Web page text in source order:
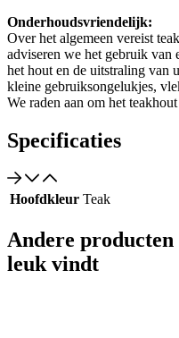
Onderhoudsvriendelijk:
Over het algemeen vereist
adviseren we het gebruik van
het hout en de uitstraling van
kleine gebruiksongelukjes,
We raden aan om het
Specificaties
Hoofdkleur Teak
Andere producten
leuk vindt